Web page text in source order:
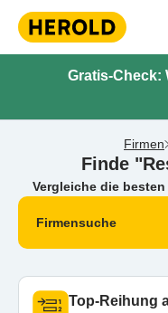
Gratis-Check:
Firmen
Finde
Vergleiche die
Firmensuche
Top-Reihung